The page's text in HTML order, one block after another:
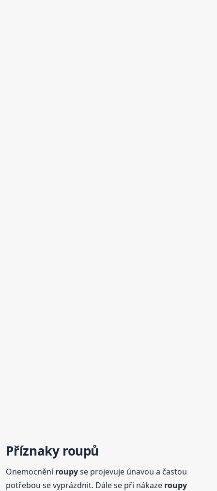
Příznaky roupů
Onemocněníroupyse projevuje únavou a častou
potřebou se vyprázdnit. Dále se při nákaze roupy